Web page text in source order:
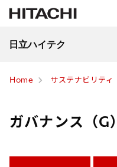
日立ハイテク
Home サステナビリティ
ガバナンス（G）